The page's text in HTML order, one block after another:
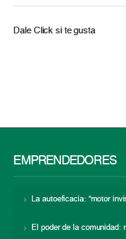
Dale Click si te gusta
EMPRENDEDORES
La autoeficacia: “motor
El poder de la comunidad: